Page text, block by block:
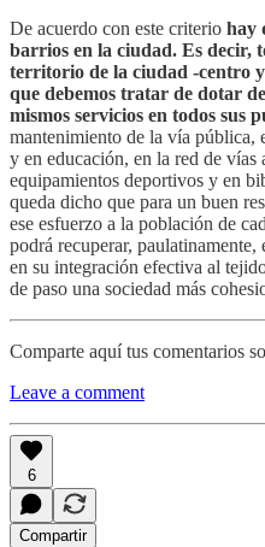
De acuerdo con este criterio hay
barrios en la ciudad. Es decir,
territorio de la ciudad -centro
que debemos tratar de dotar
mismos servicios en todos sus
mantenimiento de la vía pública,
y en educación, en la red de vías
equipamientos deportivos y en
queda dicho que para un buen
ese esfuerzo a la población de
podrá recuperar, paulatinamente,
en su integración efectiva al
de paso una sociedad más
Comparte aquí tus comentarios
Leave a comment
6
Compartir